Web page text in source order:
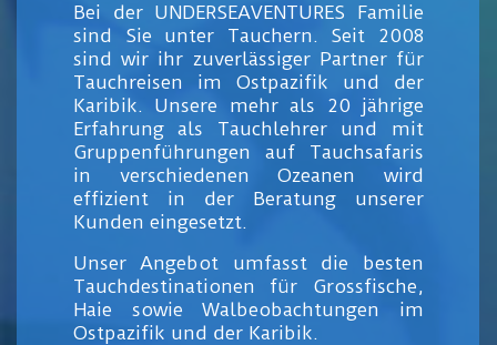
Bei der UNDERSEAVENTURES Familie
sind Sie unter Tauchern. Seit 2008
sind wir ihr zuverlässiger Partner für
Tauchreisen im Ostpazifik und der
Karibik. Unsere mehr als 20 jährige
Erfahrung als Tauchlehrer und mit
Gruppenführungen auf Tauchsafaris
in verschiedenen Ozeanen wird
effizient in der Beratung unserer
Kunden eingesetzt.
Unser Angebot umfasst die besten
Tauchdestinationen für Grossfische,
Haie sowie Walbeobachtungen im
Ostpazifik und der Karibik.